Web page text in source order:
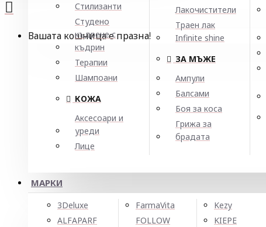
Стилизанти
Студено
къдрене с
къдрин
Терапии
Шампоани
КОЖА
Аксесоари и
уреди
Лице
Лакочистители
Траен лак
Infinite shine
ЗА МЪЖЕ
Ампули
Балсами
Боя за коса
Грижа за
брадата
МАРКИ
3Deluxe
ALFAPARF
FarmaVita
FOLLOW
Kezy
KIEPE
Вашата кошница е празна!